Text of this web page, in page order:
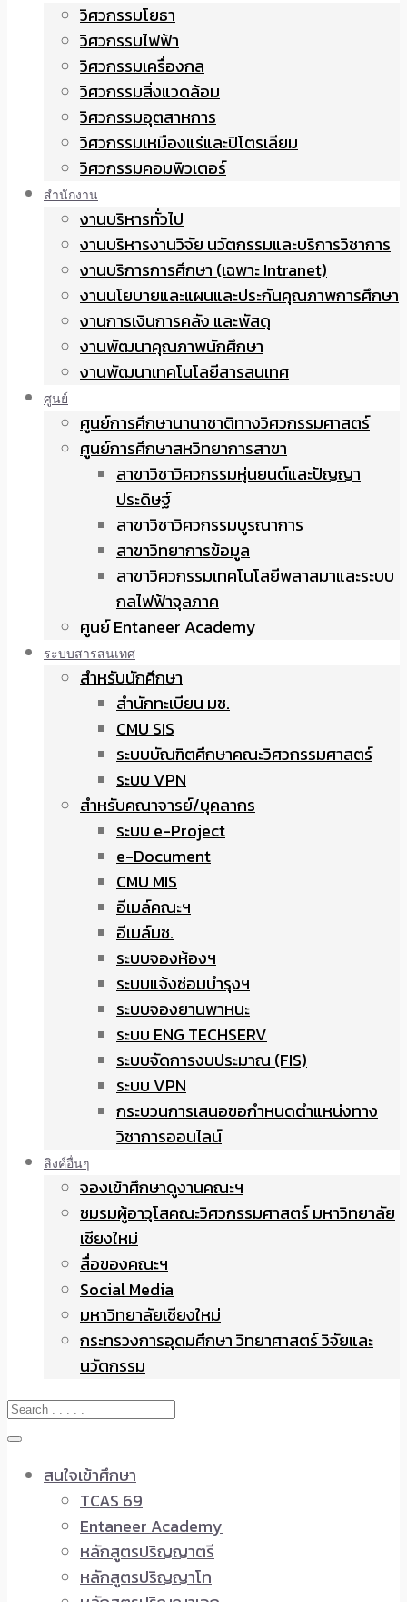
วิศวกรรมโยธา
วิศวกรรมไฟฟ้า
วิศวกรรมเครื่องกล
วิศวกรรมสิ่งแวดล้อม
วิศวกรรมอุตสาหการ
วิศวกรรมเหมืองแร่และปิโตรเลียม
วิศวกรรมคอมพิวเตอร์
สำนักงาน
งานบริหารทั่วไป
งานบริหารงานวิจัย นวัตกรรมและบริการวิชาการ
งานบริการการศึกษา (เฉพาะ Intranet)
งานนโยบายและแผนและประกันคุณภาพการศึกษา
งานการเงินการคลัง และพัสดุ
งานพัฒนาคุณภาพนักศึกษา
งานพัฒนาเทคโนโลยีสารสนเทศ
ศูนย์
ศูนย์การศึกษานานาชาติทางวิศวกรรมศาสตร์
ศูนย์การศึกษาสหวิทยาการสาขา
สาขาวิชาวิศวกรรมหุ่นยนต์และปัญญา
ประดิษฐ์
สาขาวิชาวิศวกรรมบูรณาการ
สาขาวิทยาการข้อมูล
สาขาวิศวกรรมเทคโนโลยีพลาสมาและระบบ
กลไฟฟ้าจุลภาค
ศูนย์ Entaneer Academy
ระบบสารสนเทศ
สำหรับนักศึกษา
สำนักทะเบียน มช.
CMU SIS
ระบบบัณฑิตศึกษาคณะวิศวกรรมศาสตร์
ระบบ VPN
สำหรับคณาจารย์/บุคลากร
ระบบ e-Project
e-Document
CMU MIS
อีเมล์คณะฯ
อีเมล์มช.
ระบบจองห้องฯ
ระบบแจ้งซ่อมบำรุงฯ
ระบบจองยานพาหนะ
ระบบ ENG TECHSERV
ระบบจัดการงบประมาณ (FIS)
ระบบ VPN
กระบวนการเสนอขอกำหนดตำแหน่งทาง
วิชาการออนไลน์
ลิงค์อื่นๆ
จองเข้าศึกษาดูงานคณะฯ
ชมรมผู้อาวุโสคณะวิศวกรรมศาสตร์ มหาวิทยาลัย
เชียงใหม่
สื่อของคณะฯ
Social Media
มหาวิทยาลัยเชียงใหม่
กระทรวงการอุดมศึกษา วิทยาศาสตร์ วิจัยและ
นวัตกรรม
สนใจเข้าศึกษา
TCAS 69
Entaneer Academy
หลักสูตรปริญญาตรี
หลักสูตรปริญญาโท